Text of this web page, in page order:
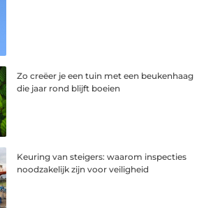
Zo creëer je een tuin met een beukenhaag
die jaar rond blijft boeien
Keuring van steigers: waarom inspecties
noodzakelijk zijn voor veiligheid